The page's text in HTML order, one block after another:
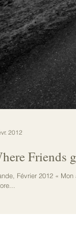
Friends
Février 2012 «
2012